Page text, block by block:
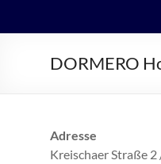
DORMERO
Adresse
Kreischaer Straße